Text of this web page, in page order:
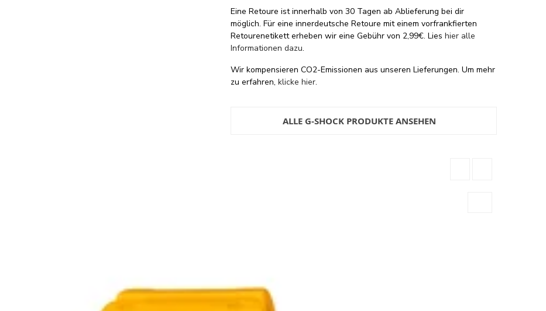
Eine Retoure ist innerhalb von 30 Tagen ab Ablieferung bei dir
möglich. Für eine innerdeutsche Retoure mit einem vorfrankfierten
Retourenetikett erheben wir eine Gebühr von 2,99€. Lieshier alle
Informationen dazu.
Wir kompensieren CO2-Emissionen aus unseren Lieferungen. Um mehr
zu erfahren,klicke hier.
ALLE G-SHOCK PRODUKTE ANSEHEN